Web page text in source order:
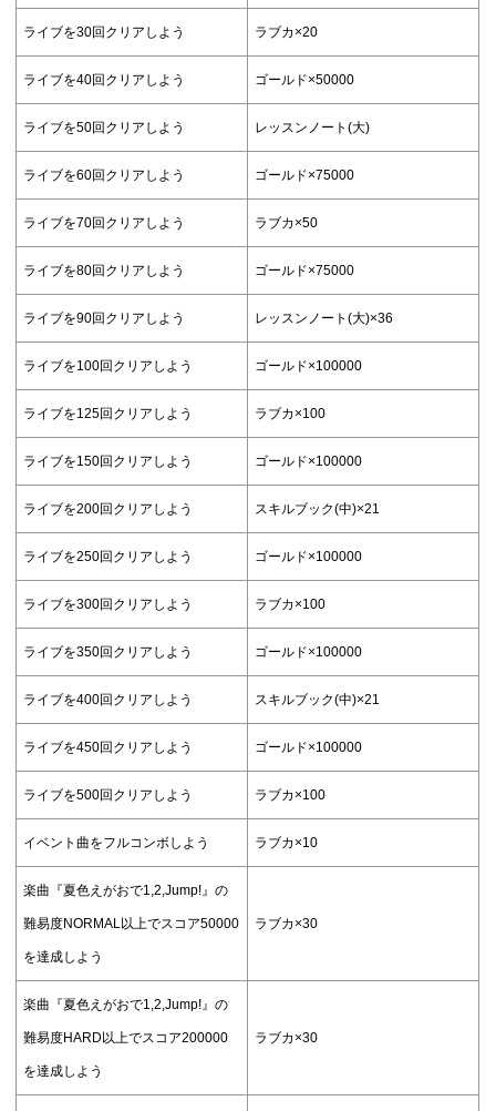
ライブを30回クリアしよう ラブカ×20
ライブを40回クリアしよう ゴールド×50000
ライブを50回クリアしよう レッスンノート(大)
ライブを60回クリアしよう ゴールド×75000
ライブを70回クリアしよう ラブカ×50
ライブを80回クリアしよう ゴールド×75000
ライブを90回クリアしよう レッスンノート(大)×36
ライブを100回クリアしよう ゴールド×100000
ライブを125回クリアしよう ラブカ×100
ライブを150回クリアしよう ゴールド×100000
ライブを200回クリアしよう スキルブック(中)×21
ライブを250回クリアしよう ゴールド×100000
ライブを300回クリアしよう ラブカ×100
ライブを350回クリアしよう ゴールド×100000
ライブを400回クリアしよう スキルブック(中)×21
ライブを450回クリアしよう ゴールド×100000
ライブを500回クリアしよう ラブカ×100
イベント曲をフルコンボしよう ラブカ×10
楽曲『夏色えがおで1,2,Jump!』の
難易度NORMAL以上でスコア50000
を達成しよう
ラブカ×30
楽曲『夏色えがおで1,2,Jump!』の
難易度HARD以上でスコア200000
を達成しよう
ラブカ×30